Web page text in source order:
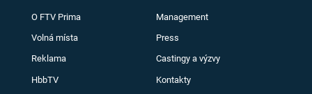
O FTV Prima Management
Volná místa Press
Reklama Castingy a výzvy
HbbTV Kontakty